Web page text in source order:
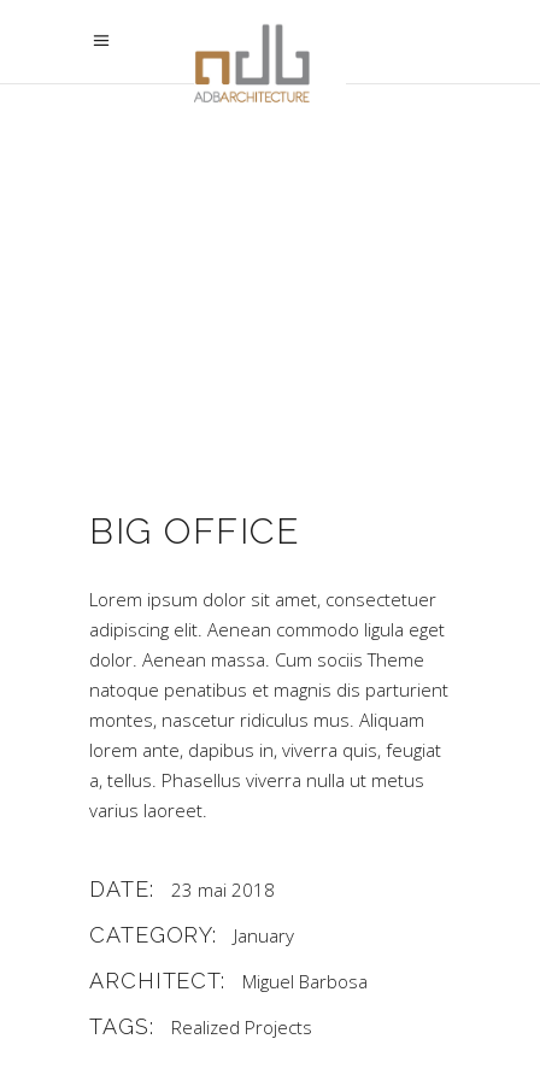
BIG OFFICE
Lorem ipsum dolor sit amet, consectetuer
adipiscing elit. Aenean commodo ligula eget
dolor. Aenean massa. Cum sociis Theme
natoque penatibus et magnis dis parturient
montes, nascetur ridiculus mus. Aliquam
lorem ante, dapibus in, viverra quis, feugiat
a, tellus. Phasellus viverra nulla ut metus
varius laoreet.
DATE: 23 mai 2018
CATEGORY: January
ARCHITECT: Miguel Barbosa
TAGS: Realized Projects